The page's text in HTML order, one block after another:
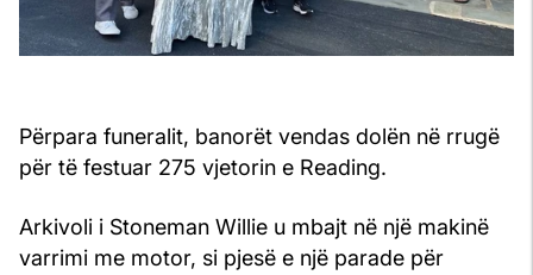
Përpara funeralit, banorët vendas dolën në rrugë
për të festuar 275 vjetorin e Reading.
Arkivoli i Stoneman Willie u mbajt në një makinë
varrimi me motor, si pjesë e një parade për